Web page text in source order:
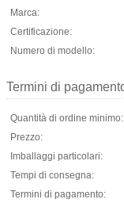
Marca:
Certificazione:
Numero di modello:
Termini di
Quantità di ordine minimo:
Prezzo:
Imballaggi particolari:
Tempi di consegna:
Termini di pagamento: